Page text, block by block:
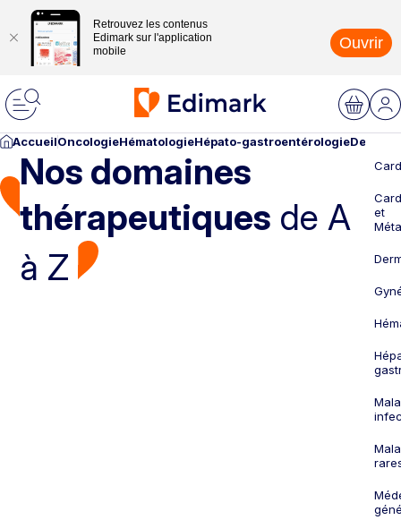
Retrouvez les contenus
Edimark sur l'application
mobile
Ouvrir
AccueilOncologieHématologieHépato-gastroentérologie
Nos domaines
thérapeutiques de A
à Z
et